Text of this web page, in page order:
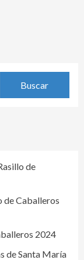
de
de Caballeros
2024
de Santa María